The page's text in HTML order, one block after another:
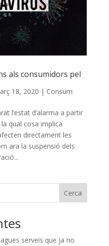
als consumidors pel
18, 2020 | Consum
l’estat d’alarma a partir
qual cosa implica
directament les
ara la suspensió dels
Cerca
serveis que ja no